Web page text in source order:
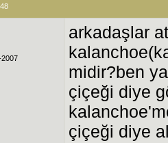
arkadaşlar
midir?ben
çiçeği diye
çiçeği diye